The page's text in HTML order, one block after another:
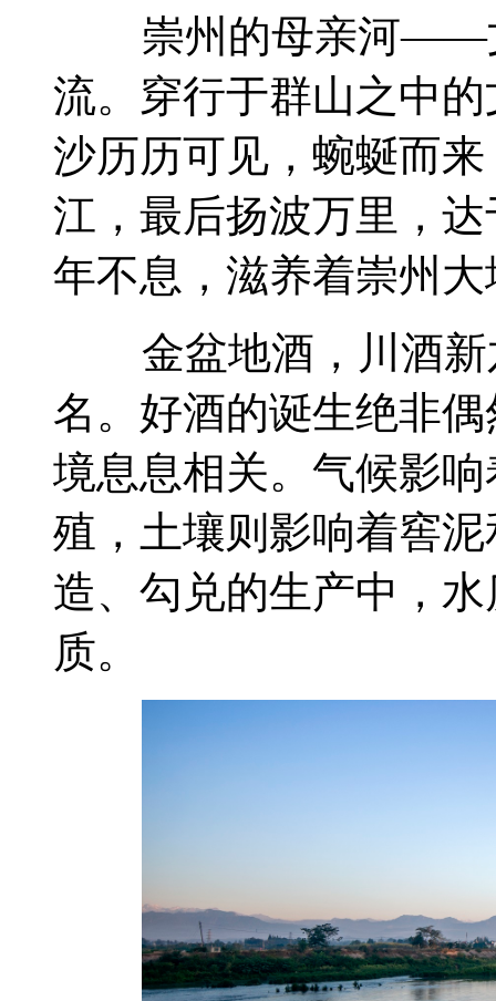
崇州的母亲河——文
流。穿行于群山之中
沙历历可见，蜿蜒而
江，最后扬波万里，
年不息，滋养着崇州
金盆地酒，川酒新
名。好酒的诞生绝非
境息息相关。气候影
殖，土壤则影响着窖
造、勾兑的生产中，
质。